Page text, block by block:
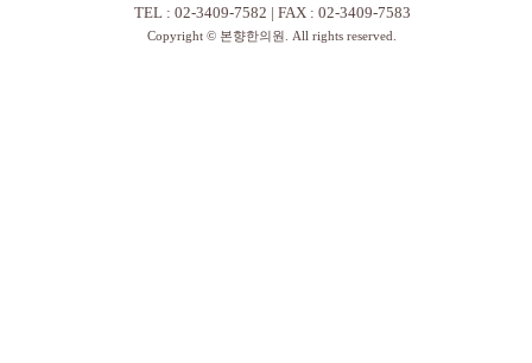
TEL : 02-3409-7582 | FAX : 02-3409-7583
Copyright © 본향한의원. All rights reserved.